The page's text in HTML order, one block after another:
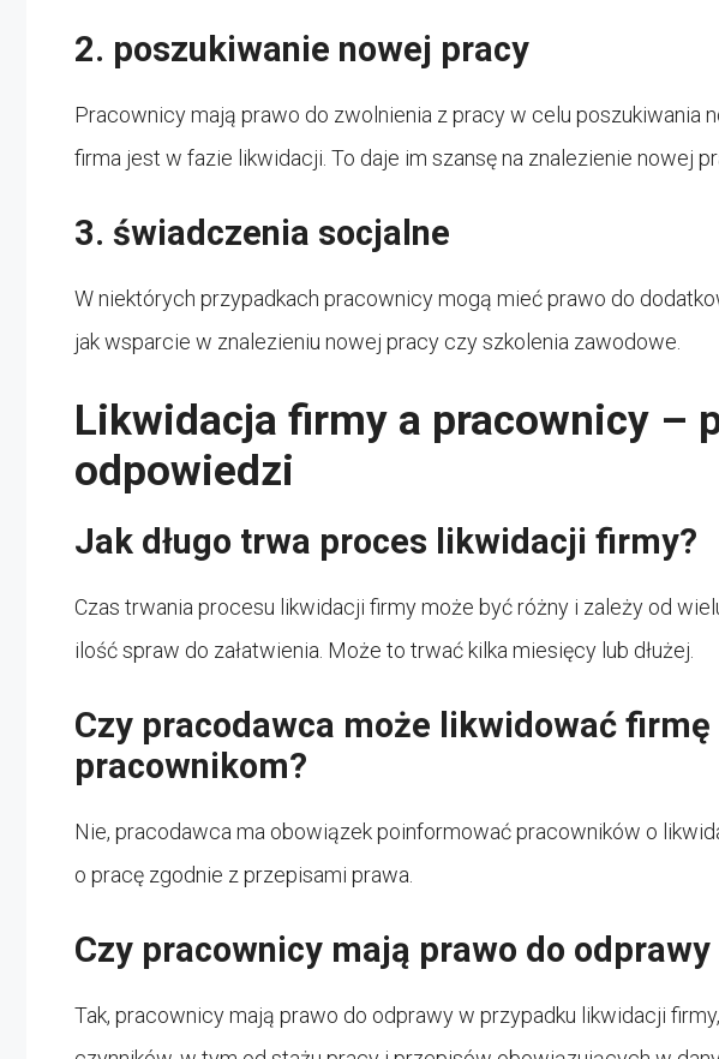
2. poszukiwanie nowej pracy
Pracownicy mają prawo do zwolnienia z pracy w celu poszukiwania
firma jest w fazie likwidacji. To daje im szansę na znalezienie nowej
3. świadczenia socjalne
W niektórych przypadkach pracownicy mogą mieć prawo do
jak wsparcie w znalezieniu nowej pracy czy szkolenia zawodowe.
Likwidacja firmy a pracownicy –
odpowiedzi
Jak długo trwa proces likwidacji firmy?
Czas trwania procesu likwidacji firmy może być różny i zależy od
ilość spraw do załatwienia. Może to trwać kilka miesięcy lub dłużej.
Czy pracodawca może likwidować
pracownikom?
Nie, pracodawca ma obowiązek poinformować pracowników o
o pracę zgodnie z przepisami prawa.
Czy pracownicy mają prawo do
Tak, pracownicy mają prawo do odprawy w przypadku likwidacji